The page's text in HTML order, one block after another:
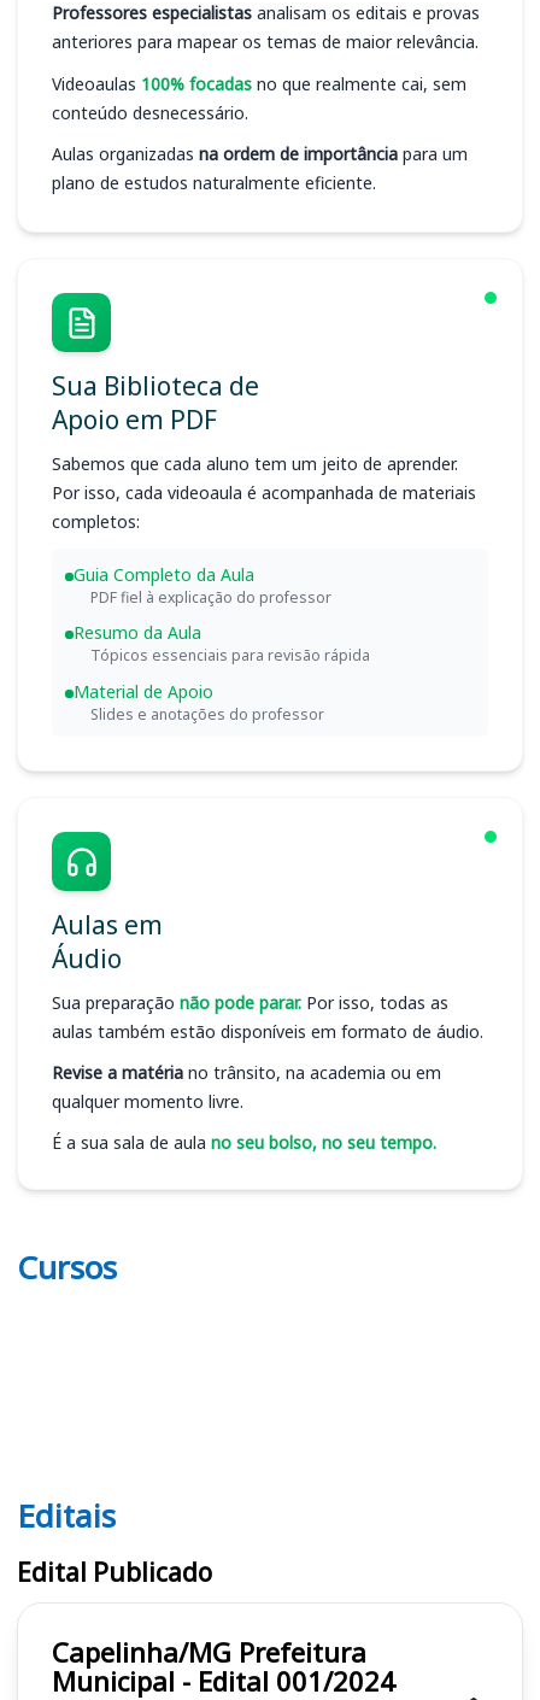
Professores especialistas analisam os editais e provas
anteriores para mapear os temas de maior relevância.
Videoaulas 100% focadas no que realmente cai, sem
conteúdo desnecessário.
Aulas organizadas na ordem de importância para um
plano de estudos naturalmente eficiente.
Sua Biblioteca de
Apoio em PDF
Sabemos que cada aluno tem um jeito de aprender.
Por isso, cada videoaula é acompanhada de materiais
completos:
Guia Completo da Aula
PDF fiel à explicação do professor
Resumo da Aula
Tópicos essenciais para revisão rápida
Material de Apoio
Slides e anotações do professor
Aulas em
Áudio
Sua preparação não pode parar. Por isso, todas as
aulas também estão disponíveis em formato de áudio.
Revise a matéria no trânsito, na academia ou em
qualquer momento livre.
É a sua sala de aula no seu bolso, no seu tempo.
Cursos
Editais
Editais
Edital Publicado
Capelinha/MG Prefeitura
Municipal - Edital 001/2024